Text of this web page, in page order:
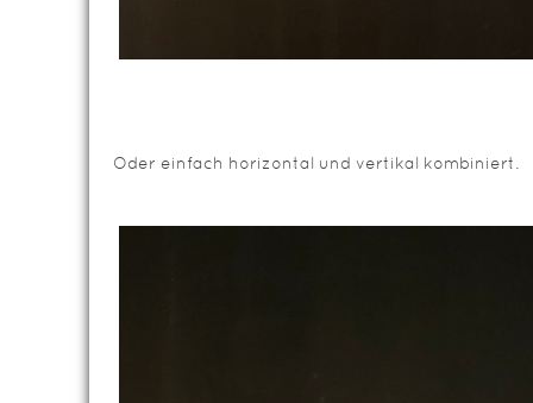
Oder einfach horizontal und vertikal kombiniert.